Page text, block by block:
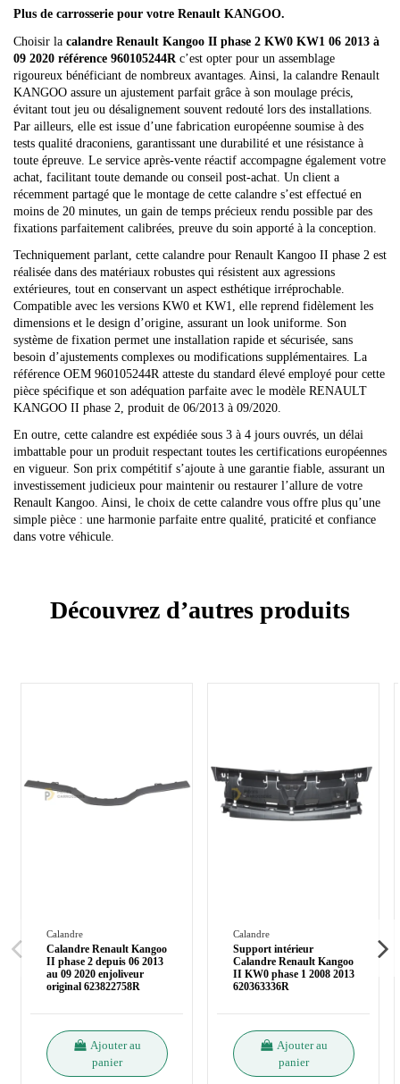
Plus de carrosserie pour votre Renault KANGOO.
Choisir la calandre Renault Kangoo II phase 2 KW0 KW1 06 2013 à
09 2020 référence 960105244R c’est opter pour un assemblage
rigoureux bénéficiant de nombreux avantages. Ainsi, la calandre Renault
KANGOO assure un ajustement parfait grâce à son moulage précis,
évitant tout jeu ou désalignement souvent redouté lors des installations.
Par ailleurs, elle est issue d’une fabrication européenne soumise à des
tests qualité draconiens, garantissant une durabilité et une résistance à
toute épreuve. Le service après-vente réactif accompagne également votre
achat, facilitant toute demande ou conseil post-achat. Un client a
récemment partagé que le montage de cette calandre s’est effectué en
moins de 20 minutes, un gain de temps précieux rendu possible par des
fixations parfaitement calibrées, preuve du soin apporté à la conception.
Techniquement parlant, cette calandre pour Renault Kangoo II phase 2 est
réalisée dans des matériaux robustes qui résistent aux agressions
extérieures, tout en conservant un aspect esthétique irréprochable.
Compatible avec les versions KW0 et KW1, elle reprend fidèlement les
dimensions et le design d’origine, assurant un look uniforme. Son
système de fixation permet une installation rapide et sécurisée, sans
besoin d’ajustements complexes ou modifications supplémentaires. La
référence OEM 960105244R atteste du standard élevé employé pour cette
pièce spécifique et son adéquation parfaite avec le modèle RENAULT
KANGOO II phase 2, produit de 06/2013 à 09/2020.
En outre, cette calandre est expédiée sous 3 à 4 jours ouvrés, un délai
imbattable pour un produit respectant toutes les certifications européennes
en vigueur. Son prix compétitif s’ajoute à une garantie fiable, assurant un
investissement judicieux pour maintenir ou restaurer l’allure de votre
Renault Kangoo. Ainsi, le choix de cette calandre vous offre plus qu’une
simple pièce : une harmonie parfaite entre qualité, praticité et confiance
dans votre véhicule.
Découvrez d’autres produits
Calandre
Calandre Renault Kangoo
II phase 2 depuis 06 2013
au 09 2020 enjoliveur
original 623822758R
Ajouter au
panier
Calandre
Support intérieur
Calandre Renault Kangoo
II KW0 phase 1 2008 2013
620363336R
Ajouter au
panier